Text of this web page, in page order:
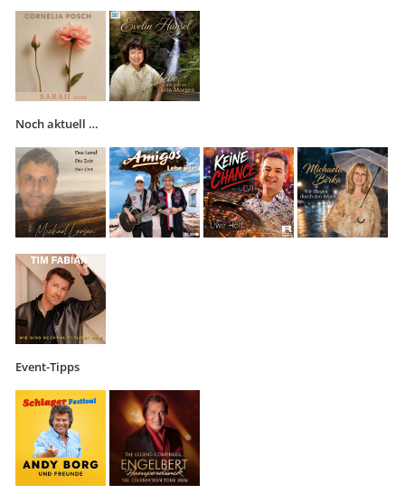
Noch aktuell …
Event-Tipps